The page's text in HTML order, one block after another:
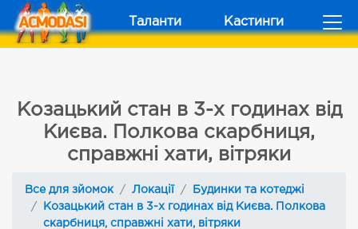
Таланти Кастинги
Козацький стан в 3-х годинах від
Києва. Полкова скарбниця,
справжні хати, вітряки
Все для зйомок Локації
Будинки та котеджі
Козацький стан в 3-х годинах від Києва. Полкова
скарбниця, справжні хати, вітряки